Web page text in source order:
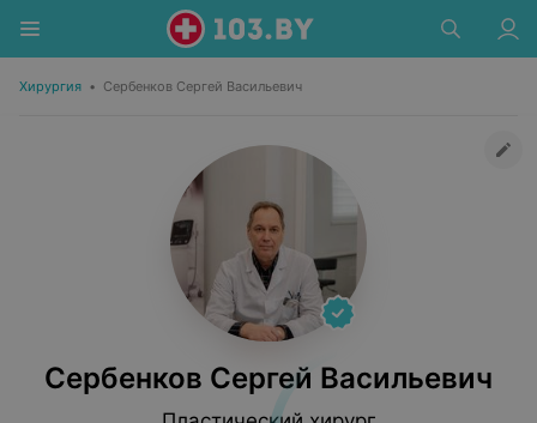
Хирургия • Сербенков Сергей Васильевич
Сербенков Сергей Васильевич